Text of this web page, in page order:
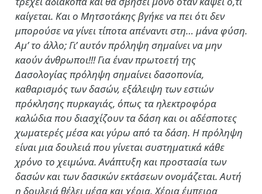
καίγεται. Και ο Μητσοτάκης βγήκε να πει ότι δεν
μπορούσε να γίνει τίποτα απέναντι στη… μάνα φύση.
Αμ’ το άλλο; Γι’ αυτόν πρόληψη σημαίνει να μην
καούν άνθρωποι!!! Για έναν πρωτοετή της
Δασολογίας πρόληψη σημαίνει δασοπονία,
καθαρισμός των δασών, εξάλειψη των εστιών
πρόκλησης πυρκαγιάς, όπως τα ηλεκτροφόρα
καλώδια που διασχίζουν τα δάση και οι αδέσποτες
χωματερές μέσα και γύρω από τα δάση. Η πρόληψη
είναι μια δουλειά που γίνεται συστηματικά κάθε
χρόνο το χειμώνα. Ανάπτυξη και προστασία των
δασών και των δασικών εκτάσεων ονομάζεται. Αυτή
η δουλειά θέλει μέσα και χέρια. Χέρια έμπειρα